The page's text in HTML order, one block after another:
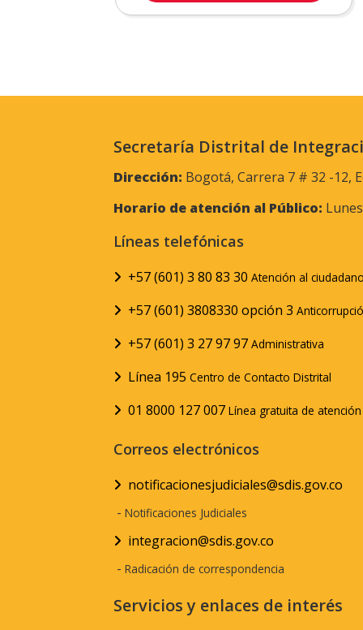
Secretaría Distrital de
Dirección: Bogotá, Carrera 7 # 32 -12,
Horario de atención al Público:
Líneas telefónicas
+57 (601) 3 80 83 30 Atención al
+57 (601) 3808330 opción 3
+57 (601) 3 27 97 97 Administrativa
Línea 195 Centro de Contacto Distrital
01 8000 127 007 Línea gratuita de
Correos electrónicos
notificacionesjudiciales@sdis.gov.co
- Notificaciones Judiciales
integracion@sdis.gov.co
- Radicación de correspondencia
Servicios y enlaces de interés